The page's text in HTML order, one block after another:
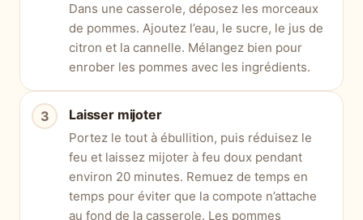
Dans une casserole, déposez les morceaux
de pommes. Ajoutez l’eau, le sucre, le jus de
citron et la cannelle. Mélangez bien pour
enrober les pommes avec les ingrédients.
Laisser mijoter
Portez le tout à ébullition, puis réduisez le
feu et laissez mijoter à feu doux pendant
environ 20 minutes. Remuez de temps en
temps pour éviter que la compote n’attache
au fond de la casserole. Les pommes